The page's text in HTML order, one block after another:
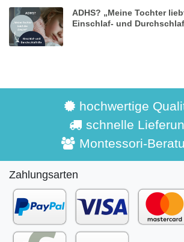
ADHS? „Meine Tochter
Einschlaf- und
hochwertige
schnelle
Montessori-
Zahlungsarten